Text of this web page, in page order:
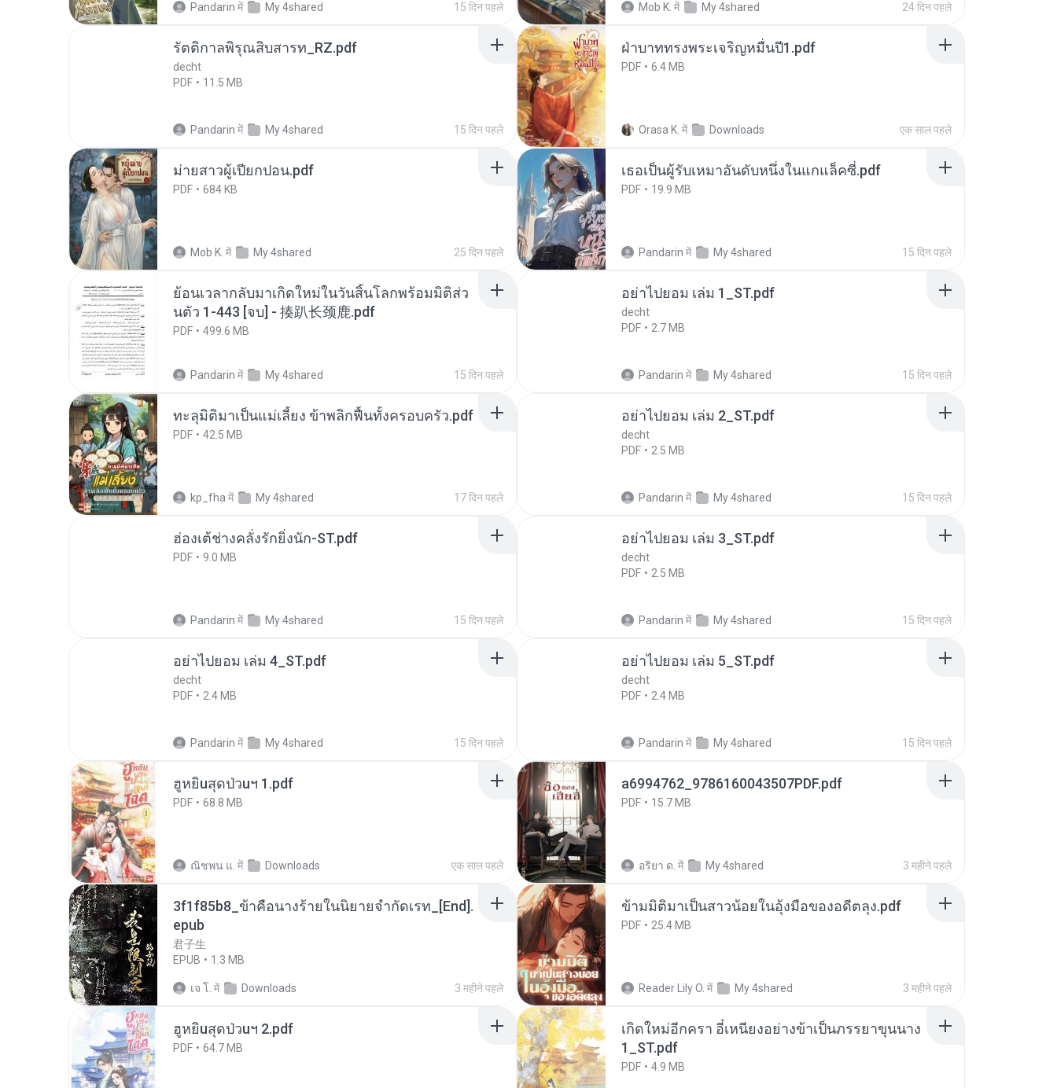
Pandarin में My 4shared 15 दिन पहले Mob K. में My 4shared 24 दिन पहले
รัตติกาลพิรุณสิบสารท_RZ.pdf
decht
PDF
11.5 MB
Pandarin में My 4shared 15 दिन पहले
ฝ่าบาททรงพระเจริญหมื่นปี1.pdf
PDF 6.4 MB
Orasa K. में Downloads एक साल पहले
ม่ายสาวผู้เปียกปอน.pdf
PDF 684 KB
Mob K. में My 4shared 25 दिन पहले
เธอเป็นผู้รับเหมาอันดับหนึ่งในแกแล็คซี่.pdf
PDF 19.9 MB
Pandarin में My 4shared 15 दिन पहले
ย้อนเวลากลับมาเกิดใหม่ในวันสิ้นโลกพร้อมมิติส่ว
นตัว 1-443 [จบ] - 揍趴长颈鹿.pdf
PDF 499.6 MB
Pandarin में My 4shared 15 दिन पहले
อย่าไปยอม เล่ม 1_ST.pdf
decht
PDF
2.7 MB
Pandarin में My 4shared 15 दिन पहले
ทะลุมิติมาเป็นแม่เลี้ยง ข้าพลิกฟื้นทั้งครอบครัว.pdf
PDF 42.5 MB
kp_fha में My 4shared 17 दिन पहले
อย่าไปยอม เล่ม 2_ST.pdf
decht
PDF
2.5 MB
Pandarin में My 4shared 15 दिन पहले
ฮ่องเต้ช่างคลั่งรักยิ่งนัก-ST.pdf
PDF 9.0 MB
Pandarin में My 4shared 15 दिन पहले
อย่าไปยอม เล่ม 3_ST.pdf
decht
PDF
2.5 MB
Pandarin में My 4shared 15 दिन पहले
อย่าไปยอม เล่ม 4_ST.pdf
decht
PDF
2.4 MB
Pandarin में My 4shared 15 दिन पहले
อย่าไปยอม เล่ม 5_ST.pdf
decht
PDF
2.4 MB
Pandarin में My 4shared 15 दिन पहले
ฮูหยิuสุดป่วuฯ 1.pdf
PDF 68.8 MB
ณิชพน แ. में Downloads एक साल पहले
a6994762_9786160043507PDF.pdf
PDF 15.7 MB
อริยา ด. में My 4shared 3 महीने पहले
3f1f85b8_ข้าคือนางร้ายในนิยายจำกัดเรท_[End].
epub
君子生
EPUB
1.3 MB
เจ โ. में Downloads 3 महीने पहले
ข้ามมิติมาเป็นสาวน้อยในอุ้งมือของอดีตลุง.pdf
PDF 25.4 MB
Reader Lily O. में My 4shared 3 महीने पहले
ฮูหยิuสุดป่วuฯ 2.pdf
PDF 64.7 MB
เกิดใหม่อีกครา อี๋เหนียงอย่างข้าเป็นภรรยาขุนนาง
1_ST.pdf
PDF 4.9 MB